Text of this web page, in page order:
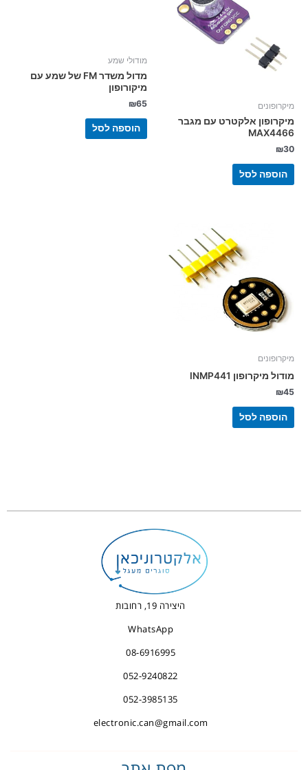
מיקרופונים
מיקרופון אלקטרט עם מגבר
MAX4466
₪30
הוספה לסל
מודולי שמע
מדול משדר FM של שמע עם
מיקורופון
₪65
הוספה לסל
מיקרופונים
מודול מיקרופון INMP441
₪45
הוספה לסל
היצירה 19, רחובות
WhatsApp
08-6916995
052-9240822
052-3985135
electronic.can@gmail.com